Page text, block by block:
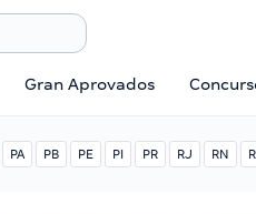
Gran Aprovados
PA PB PE PI PR RJ RN